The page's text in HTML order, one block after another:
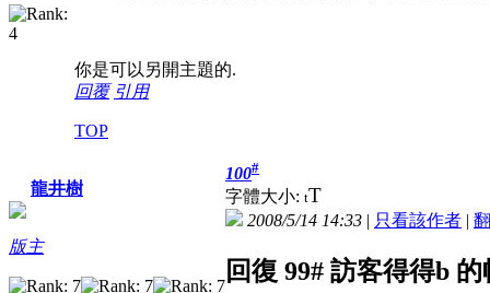
你是可以另開主題的.
回覆 引用
TOP
龍井樹
版主
100#
字體大小: tT
2008/5/14 14:33 | 只看該作者 |
回復 99# 訪客得得b